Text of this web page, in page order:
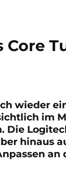
Core
wieder
im
Die
hinaus
an